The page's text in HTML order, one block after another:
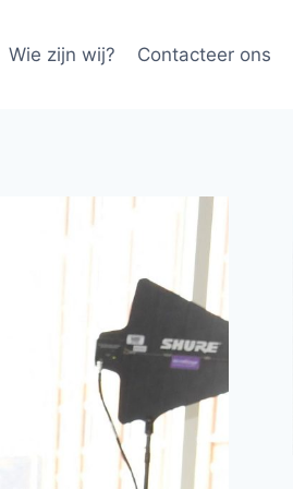
Wie zijn wij? Contacteer ons